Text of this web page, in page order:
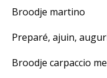
Broodje
Preparé, ajuin,
Broodje